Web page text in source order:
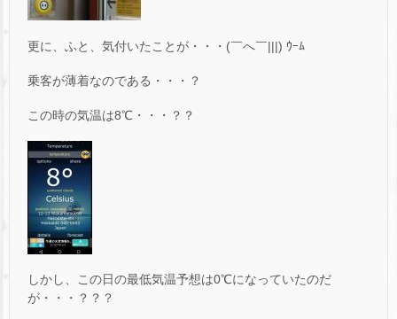
更に、ふと、気付いたことが・・・(￣へ￣|||) ｳｰﾑ
乗客が薄着なのである・・・？
この時の気温は8℃・・・？？
しかし、この日の最低気温予想は0℃になっていたのだ
が・・・？？？